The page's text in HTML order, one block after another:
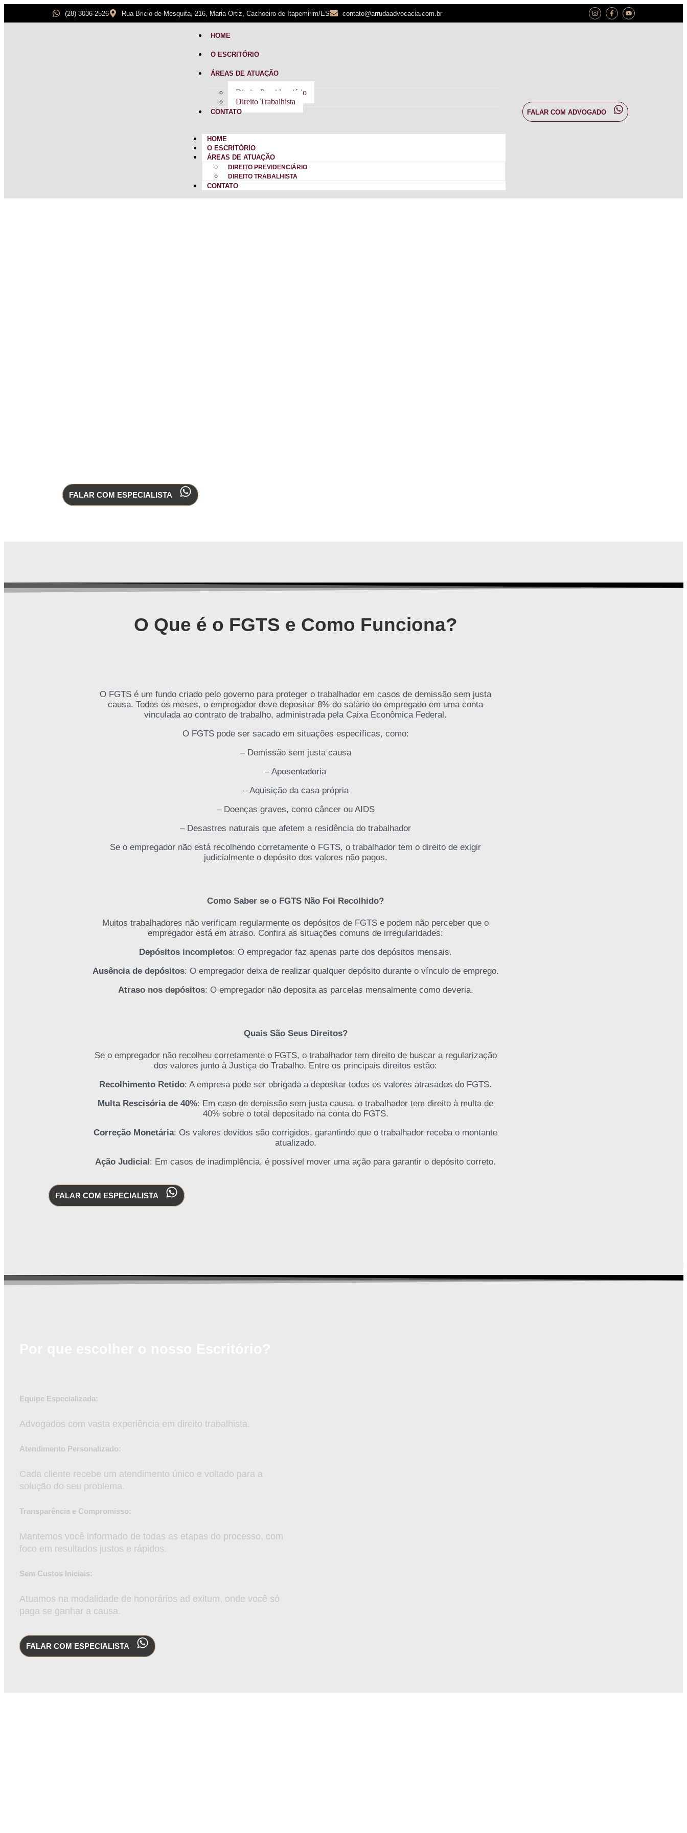
(28) 3036-2526 Rua Bricio de Mesquita, 216, Maria Ortiz, Cachoeiro de Itapemirim/ES contato@arrudaadvocacia.com.br
HOME
O ESCRITÓRIO
ÁREAS DE ATUAÇÃO
Direito Previdenciário
Direito Trabalhista
CONTATO
HOME
O ESCRITÓRIO
ÁREAS DE ATUAÇÃO
DIREITO PREVIDENCIÁRIO
DIREITO TRABALHISTA
CONTATO
FALAR COM ADVOGADO
FALAR COM ESPECIALISTA
O Que é o FGTS e Como Funciona?
O FGTS é um fundo criado pelo governo para proteger o trabalhador em casos de demissão sem justa
causa. Todos os meses, o empregador deve depositar 8% do salário do empregado em uma conta
vinculada ao contrato de trabalho, administrada pela Caixa Econômica Federal.
O FGTS pode ser sacado em situações específicas, como:
– Demissão sem justa causa
– Aposentadoria
– Aquisição da casa própria
– Doenças graves, como câncer ou AIDS
– Desastres naturais que afetem a residência do trabalhador
Se o empregador não está recolhendo corretamente o FGTS, o trabalhador tem o direito de exigir
judicialmente o depósito dos valores não pagos.
Como Saber se o FGTS Não Foi Recolhido?
Muitos trabalhadores não verificam regularmente os depósitos de FGTS e podem não perceber que o
empregador está em atraso. Confira as situações comuns de irregularidades:
Depósitos incompletos: O empregador faz apenas parte dos depósitos mensais.
Ausência de depósitos: O empregador deixa de realizar qualquer depósito durante o vínculo de emprego.
Atraso nos depósitos: O empregador não deposita as parcelas mensalmente como deveria.
Quais São Seus Direitos?
Se o empregador não recolheu corretamente o FGTS, o trabalhador tem direito de buscar a regularização
dos valores junto à Justiça do Trabalho. Entre os principais direitos estão:
Recolhimento Retido: A empresa pode ser obrigada a depositar todos os valores atrasados do FGTS.
Multa Rescisória de 40%: Em caso de demissão sem justa causa, o trabalhador tem direito à multa de
40% sobre o total depositado na conta do FGTS.
Correção Monetária: Os valores devidos são corrigidos, garantindo que o trabalhador receba o montante
atualizado.
Ação Judicial: Em casos de inadimplência, é possível mover uma ação para garantir o depósito correto.
FALAR COM ESPECIALISTA
Equipe Especializada:
Advogados com vasta experiência em direito trabalhista.
Atendimento Personalizado:
Cada cliente recebe um atendimento único e voltado para a
solução do seu problema.
Transparência e Compromisso:
Mantemos você informado de todas as etapas do processo, com
foco em resultados justos e rápidos.
Sem Custos Iniciais:
Atuamos na modalidade de honorários ad exitum, onde você só
paga se ganhar a causa.
FALAR COM ESPECIALISTA